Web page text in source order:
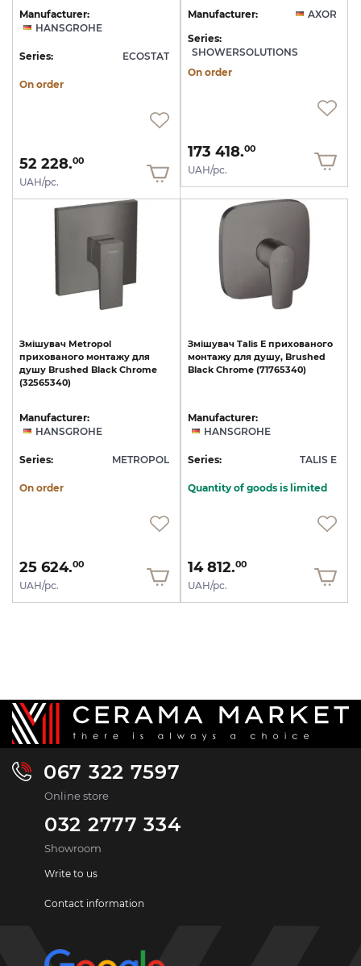
Manufacturer:
HANSGROHE
Series: ECOSTAT
On order
52 228.00
UAH/pc.
Manufacturer:
AXOR
Series:
SHOWERSOLUTIONS
On order
173 418.00
UAH/pc.
Змішувач Metropol
прихованого монтажу для
душу Brushed Black Chrome
(32565340)
Manufacturer:
HANSGROHE
Series: METROPOL
On order
25 624.00
UAH/pc.
Змішувач Talis E прихованого
монтажу для душу, Brushed
Black Chrome (71765340)
Manufacturer:
HANSGROHE
Series: TALIS E
Quantity of goods is limited
14 812.00
UAH/pc.
067 322 7597
Online store
032 2777 334
Showroom
Write to us
Contact information